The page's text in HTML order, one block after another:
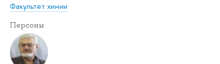
Факультет химии
Персоны